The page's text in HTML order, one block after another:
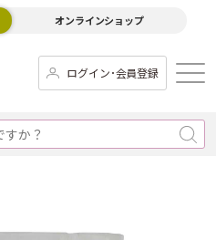
オンラインショップ
ログイン･会員登録